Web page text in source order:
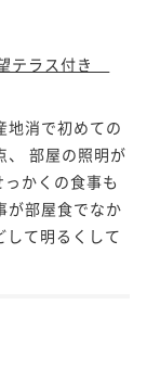
テラス付き
地消で初めての
、 部屋の照明が
かくの食事も
が部屋食でなか
して明るくして